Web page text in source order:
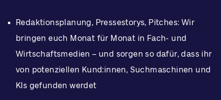
Redaktionsplanung, Pressestorys, Pitches: Wir
bringen euch Monat für Monat in Fach- und
Wirtschaftsmedien – und sorgen so dafür, dass ihr
von potenziellen Kund:innen, Suchmaschinen und
KIs gefunden werdet